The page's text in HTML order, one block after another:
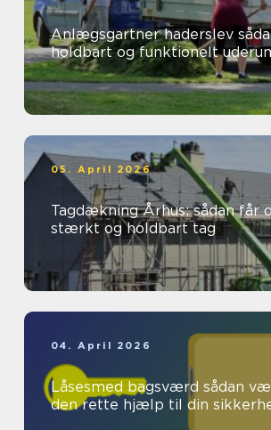
Anlægsgartner haderslev sådan får du et
holdbart og funktionelt
05. April 2026
Tagdækning Århus: sådan får
stærkt og holdbart tag
04. April 2026
Låsesmed bagsværd sådan vælger du
den rette hjælp til din